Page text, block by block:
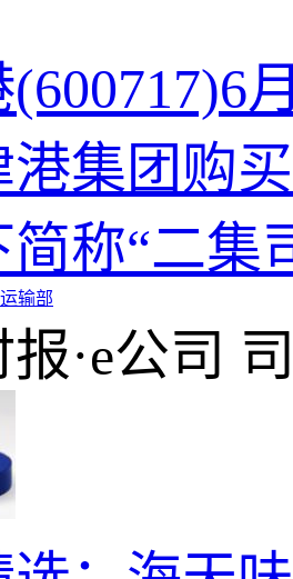
(600717)6
港集团购
简称“二
输部
·e公司